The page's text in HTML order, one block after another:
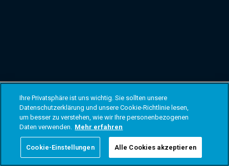
Ihre Privatsphäre ist uns wichtig. Sie sollten unsere
Datenschutzerklärung und unsere Cookie-Richtlinie lesen,
um besser zu verstehen, wie wir Ihre personenbezogenen
Daten verwenden. Mehr erfahren
Cookie-Einstellungen Alle Cookies akzeptieren